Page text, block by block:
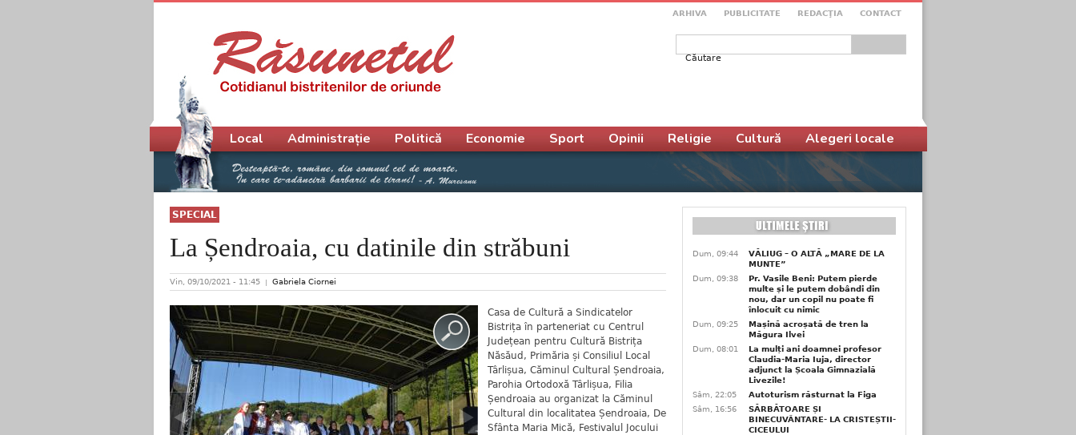
ARHIVA PUBLICITATE REDACŢIA CONTACT
Formular de căutare
SPECIAL
La Șendroaia, cu datinile din străbuni
Vin, 09/10/2021 - 11:45 Gabriela Ciornei
Casa de Cultură a Sindicatelor
Bistrița în parteneriat cu Centrul
Județean pentru Cultură Bistrița
Năsăud, Primăria și Consiliul Local
Târlișua, Căminul Cultural Șendroaia,
Parohia Ortodoxă Târlișua, Filia
Șendroaia au organizat la Căminul
Cultural din localitatea Șendroaia, De
Sfânta Maria Mică, Festivalul Jocului
Meniu principal
Local Administrație Politică Economie Sport Opinii Religie Cultură Alegeri locale
Dum, 09:44
VĂLIUG – O ALTĂ „MARE DE LA
MUNTE”
Dum, 09:38
Pr. Vasile Beni: Putem pierde
multe și le putem dobândi din
nou, dar un copil nu poate fi
înlocuit cu nimic
Dum, 09:25
Mașină acroșată de tren la
Măgura Ilvei
Dum, 08:01
La mulți ani doamnei profesor
Claudia-Maria Iuja, director
adjunct la Școala Gimnazială
Livezile!
Sâm, 22:05
Autoturism răsturnat la Figa
Sâm, 16:56
SĂRBĂTOARE ȘI
BINECUVÂNTARE- LA CRISTEȘTII-
CICEULUI